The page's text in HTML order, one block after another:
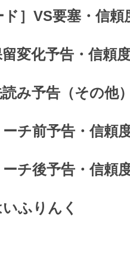
ド］VS要塞・信頼
留変化予告・信頼
読み予告（その他
ーチ前予告・信頼
ーチ後予告・信頼
ふりんく